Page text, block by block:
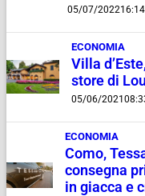
05/07/202216:14
ECONOMIA
Villa
store di
05/06/2021
ECONOMIA
Como,
consegna
in giacca e